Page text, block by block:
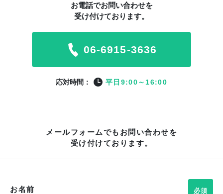
お電話でお問い合わせを
受け付けております。
06-6915-3636
応対時間： 平日9:00～16:00
メールフォームでもお問い合わせを
受け付けております。
お名前